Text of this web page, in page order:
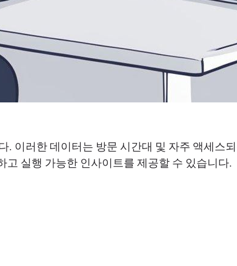
이러한 데이터는 방문 시간대 및 자주 액세스
실행 가능한 인사이트를 제공할 수 있습니다.